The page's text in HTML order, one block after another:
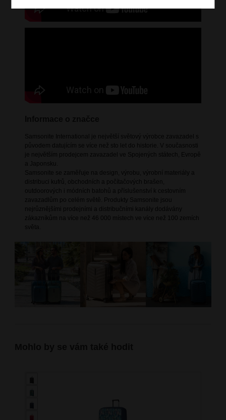
Samsonite International je největší světový výrobce zavazadel s
původem datujícím se více než sto let do historie. V současnosti
je největším prodejcem zavazadel ve Spojených státech, Evropě
a Japonsku.
Samsonite se zaměřuje na design, výrobu, výrobní materiály a
distribuci kufrů, obchodních a počítačových brašen,
outdoorových i módních batohů a příslušenství k cestovním
zavazadlům po celém světě. Produkty Samsonite jsou
nejrůznějšími prodejními a distribučními kanály dodávány
zákazníkům na více než 46 000 místech ve více než 100 zemích
světa.